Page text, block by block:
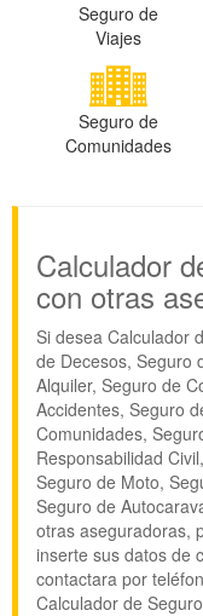
Seguro de
Viajes
Seguro de
Comunidades
Calculador
con otras
Si desea Calculador
de Decesos, Seguro
Alquiler, Seguro de
Accidentes, Seguro
Comunidades,
Responsabilidad
Seguro de Moto,
Seguro de
otras aseguradoras,
inserte sus datos de
contactara por
Calculador de